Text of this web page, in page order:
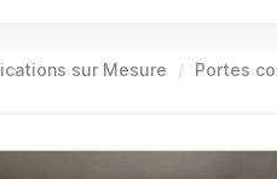
sur Mesure Portes